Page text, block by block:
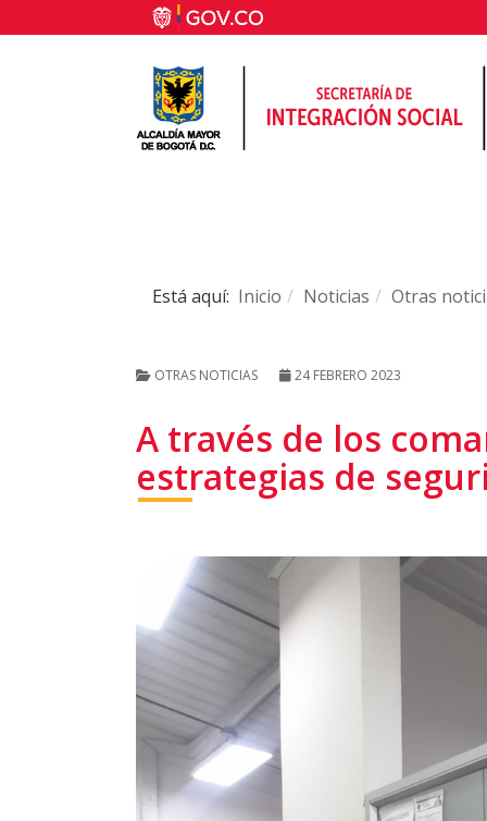
Está aquí: Inicio Noticias Otras
OTRAS NOTICIAS 24 FEBRERO 2023
A través de los
estrategias de